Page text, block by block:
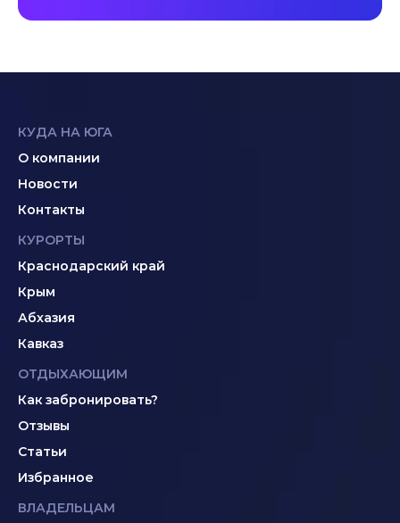
КУДА НА ЮГА
О компании
Новости
Контакты
КУРОРТЫ
Краснодарский край
Крым
Абхазия
Кавказ
ОТДЫХАЮЩИМ
Как забронировать?
Отзывы
Статьи
Избранное
ВЛАДЕЛЬЦАМ